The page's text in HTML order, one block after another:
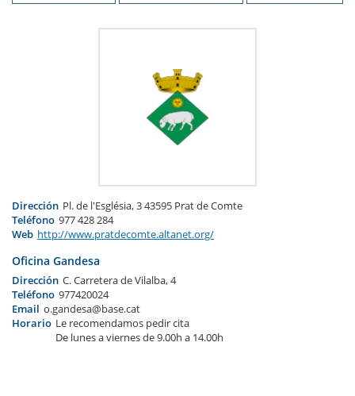
Dirección Pl. de l'Església, 3 43595 Prat de Comte
Teléfono 977 428 284
Web http://www.pratdecomte.altanet.org/
Oficina Gandesa
Dirección C. Carretera de Vilalba, 4
Teléfono 977420024
Email o.gandesa@base.cat
Horario Le recomendamos pedir cita
De lunes a viernes de 9.00h a 14.00h